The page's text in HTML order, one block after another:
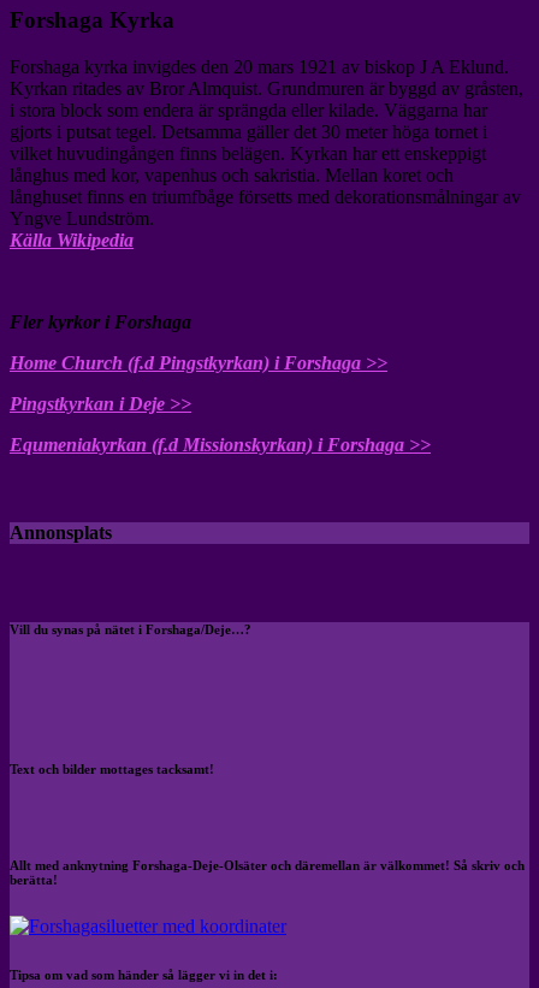
Forshaga Kyrka
Forshaga kyrka invigdes den 20 mars 1921 av biskop J A Eklund.
Kyrkan ritades av Bror Almquist. Grundmuren är byggd av gråsten,
i stora block som endera är sprängda eller kilade. Väggarna har
gjorts i putsat tegel. Detsamma gäller det 30 meter höga tornet i
vilket huvudingången finns belägen. Kyrkan har ett enskeppigt
långhus med kor, vapenhus och sakristia. Mellan koret och
långhuset finns en triumfbåge försetts med dekorationsmålningar av
Yngve Lundström.
Källa Wikipedia
Fler kyrkor i Forshaga
Home Church (f.d Pingstkyrkan) i Forshaga >>
Pingstkyrkan i Deje >>
Equmeniakyrkan (f.d Missionskyrkan) i Forshaga >>
Annonsplats
Vill du synas på nätet i Forshaga/Deje…?
Text och bilder mottages tacksamt!
Allt med anknytning Forshaga-Deje-Olsäter och däremellan är välkommet! Så skriv och
berätta!
Tipsa om vad som händer så lägger vi in det i: